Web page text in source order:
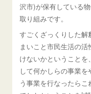
沢市)が保有している
取り組みです。
すごくざっくりした解
まいこと市民生活の
けないかということ
して何かしらの事業
う事業を行なったら